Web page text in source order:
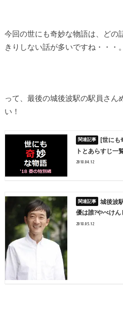
今回の世にも奇妙な物語は、どの
きりしない話が多いですね・・・。
って、最後の城後波駅の駅員さん
い！
[世にも
トとあらすじ一
2018.04.12
城後波
優は誰?やべけ
2018.05.12